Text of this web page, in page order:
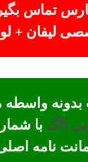
لیفان +
ااگ با
نامه